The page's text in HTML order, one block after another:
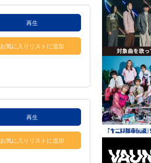
再生
お気に入りリストに追加
再生
お気に入りリストに追加